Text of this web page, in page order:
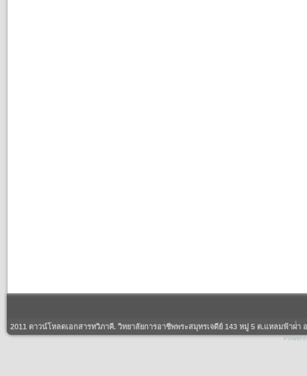
2011 ดาวน์โหลดเอกสารทวิภาคี. วิทยาลัยการอาชีพพระสมุทรเจดีย์ 143 หมู่ 5 ต.แหลมฟ้าผ่่า